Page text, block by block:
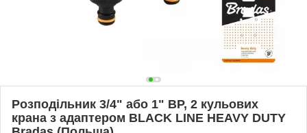
Розподільник 3/4" або 1" ВР, 2 кульових
крана з адаптером BLACK LINE HEAVY DUTY